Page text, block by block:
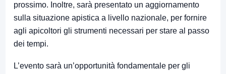
prossimo. Inoltre, sarà presentato un aggiornamento
sulla situazione apistica a livello nazionale, per fornire
agli apicoltori gli strumenti necessari per stare al passo
dei tempi.
L’evento sarà un’opportunità fondamentale per gli